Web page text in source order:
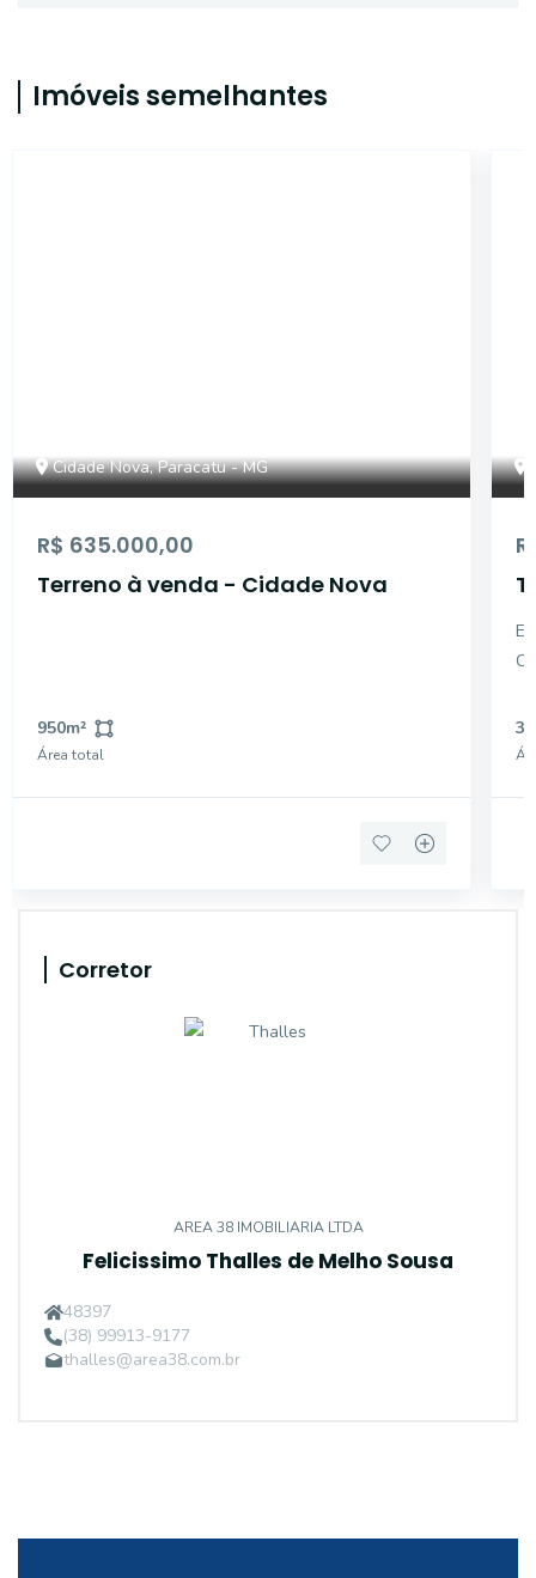
Imóveis semelhantes
Cidade Nova, Paracatu - MG
R$ 635.000,00
Terreno à venda - Cidade Nova
950m²
Área total
Corretor
AREA 38 IMOBILIARIA LTDA
Felicissimo Thalles de Melho Sousa
48397
(38) 99913-9177
thalles@area38.com.br